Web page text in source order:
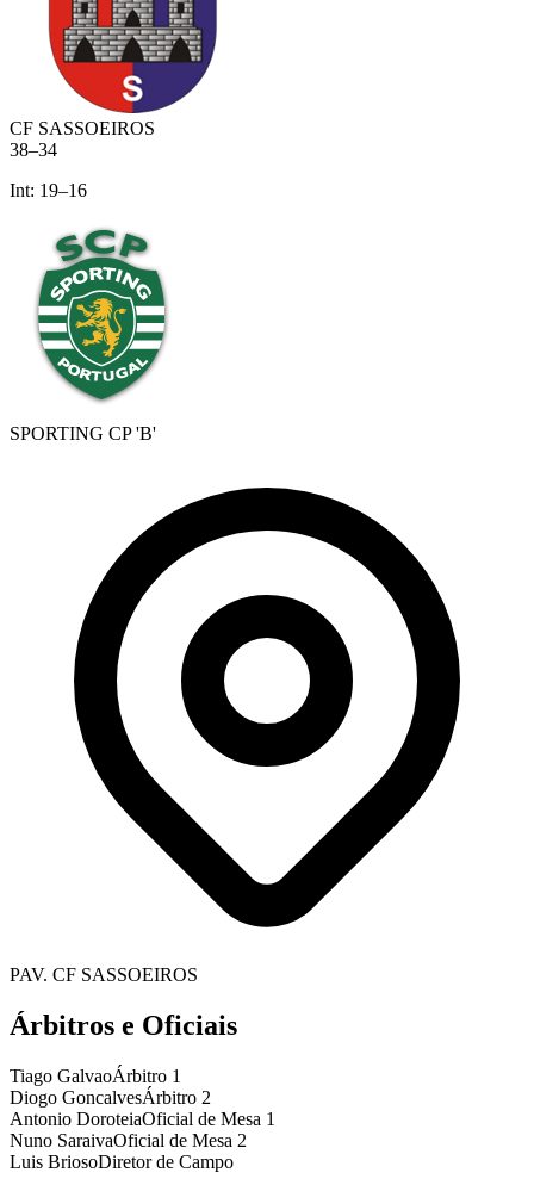
CF SASSOEIROS
38–34
Int: 19–16
SPORTING CP 'B'
PAV. CF SASSOEIROS
Árbitros e Oficiais
Tiago GalvaoÁrbitro 1
Diogo GoncalvesÁrbitro 2
Antonio DoroteiaOficial de Mesa 1
Nuno SaraivaOficial de Mesa 2
Luis BriosoDiretor de Campo